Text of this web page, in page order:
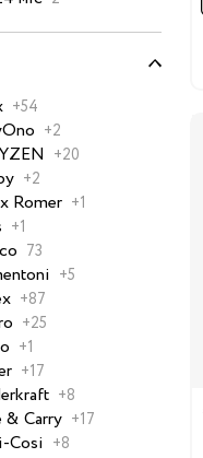
Рюкзаки та
рукавички
Аксесуари
Одяг за
134-146 см
+54
+2
+20
+2
Romer +1
+1
73
+5
+87
+25
+1
+17
+8
& Carry +17
Cosi +8